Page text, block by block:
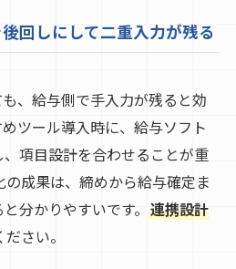
回しにして二重入力が残る
、給与側で手入力が残ると効
ツール導入時に、給与ソフト
項目設計を合わせることが重
成果は、締めから給与確定ま
分かりやすいです。 連携設計
さい。